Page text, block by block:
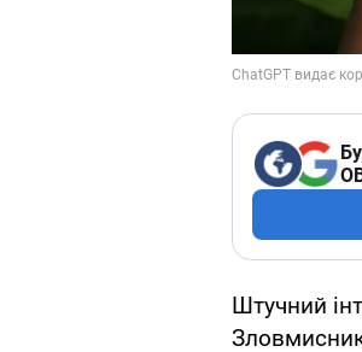
Штучний